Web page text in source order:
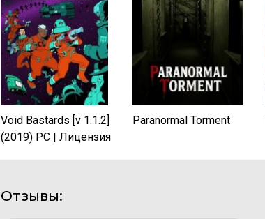
Void Bastards [v 1.1.2]
(2019) PC | Лицензия
Paranormal Torment
Отзывы: